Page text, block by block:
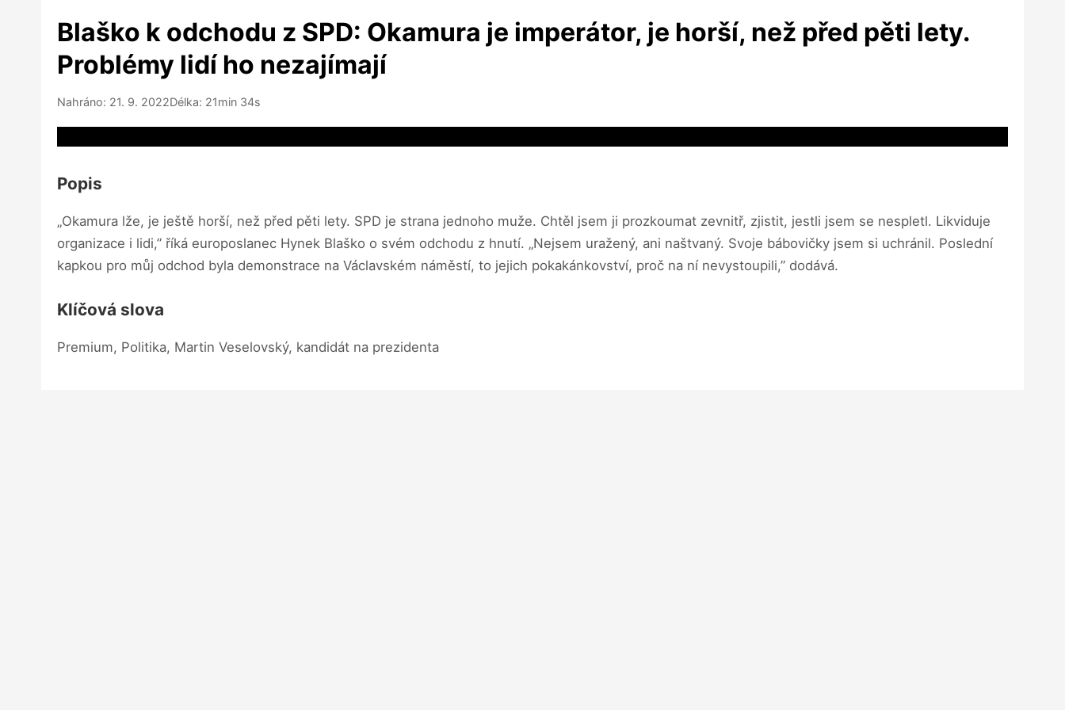
Blaško k odchodu z SPD: Okamura je imperátor, je horší, než před pěti lety.
Problémy lidí ho nezajímají
Nahráno: 21. 9. 2022Délka: 21min 34s
Popis
„Okamura lže, je ještě horší, než před pěti lety. SPD je strana jednoho muže. Chtěl jsem ji prozkoumat zevnitř, zjistit, jestli jsem se nespletl. Likviduje
organizace i lidi,” říká europoslanec Hynek Blaško o svém odchodu z hnutí. „Nejsem uražený, ani naštvaný. Svoje bábovičky jsem si uchránil. Poslední
kapkou pro můj odchod byla demonstrace na Václavském náměstí, to jejich pokakánkovství, proč na ní nevystoupili,” dodává.
Klíčová slova
Premium, Politika, Martin Veselovský, kandidát na prezidenta